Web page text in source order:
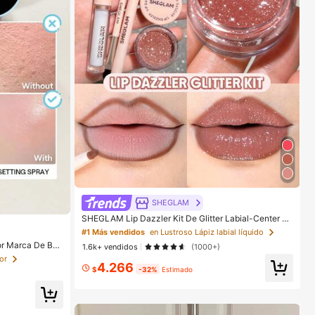
Marca De Bell
Y NiñAs
SHEGLAM
SHEGLAM Lip Dazzler Kit De Glitter Labial-Center St
age Lip Combo Marca De Belleza CosméTica Maquill
aje Para Mujeres Y NiñAs
#1 Más vendidos en Lustroso Lápiz labial líquido
1.6k+ vendidos
(1000+)
$4.266 -32% Estimado